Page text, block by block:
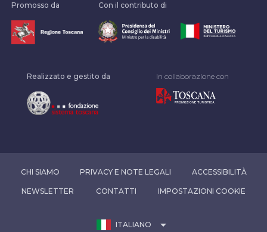
Promosso da Con il contributo di
Realizzato e gestito da In collaborazione con
CHI SIAMO PRIVACY E NOTE LEGALI ACCESSIBILITÀ
NEWSLETTER CONTATTI IMPOSTAZIONI COOKIE
ITALIANO arrow_drop_down